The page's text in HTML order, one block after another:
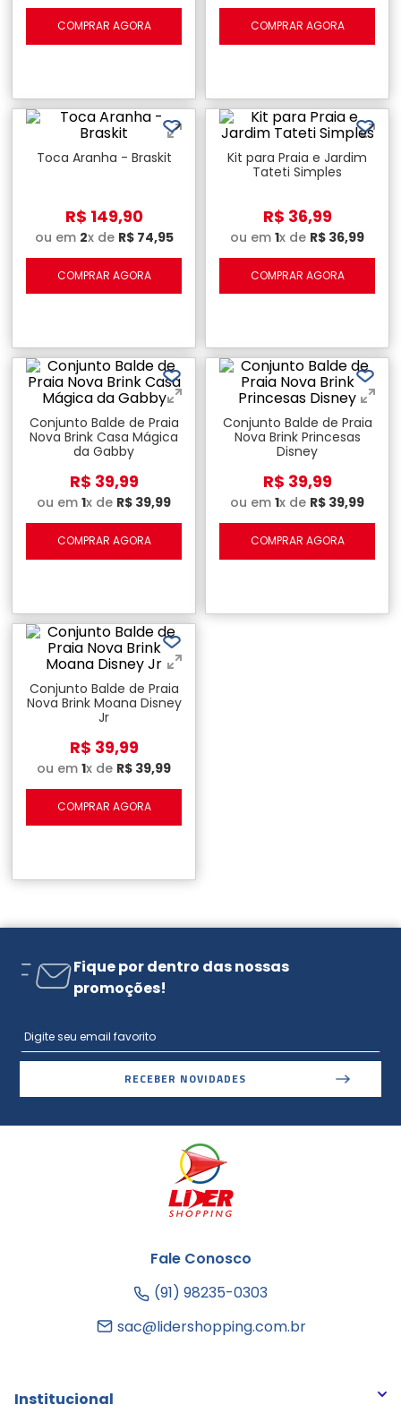
COMPRAR AGORA COMPRAR AGORA
Toca Aranha - Braskit
R$ 149,90
ou em 2x de R$ 74,95
COMPRAR AGORA
Kit para Praia e Jardim
Tateti Simples
R$ 36,99
ou em 1x de R$ 36,99
COMPRAR AGORA
Conjunto Balde de Praia
Nova Brink Casa Mágica
da Gabby
R$ 39,99
ou em 1x de R$ 39,99
COMPRAR AGORA
Conjunto Balde de Praia
Nova Brink Princesas
Disney
R$ 39,99
ou em 1x de R$ 39,99
COMPRAR AGORA
Conjunto Balde de Praia
Nova Brink Moana Disney
Jr
R$ 39,99
ou em 1x de R$ 39,99
COMPRAR AGORA
Fique por dentro das nossas
promoções!
RECEBER NOVIDADES
Fale Conosco
(91) 98235-0303
sac@lidershopping.com.br
Institucional